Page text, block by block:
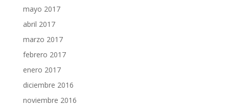
mayo 2017
abril 2017
marzo 2017
febrero 2017
enero 2017
diciembre 2016
noviembre 2016